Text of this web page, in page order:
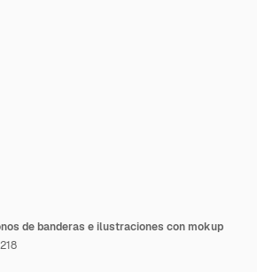
de banderas e ilustraciones con mokup